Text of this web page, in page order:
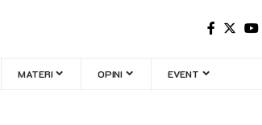
MATERI OPINI EVENT